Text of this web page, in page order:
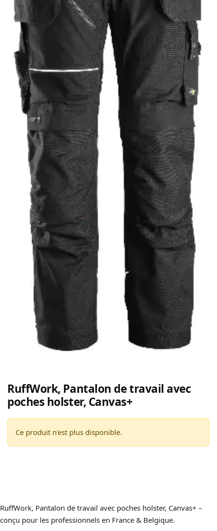
RuffWork, Pantalon de travail avec
poches holster, Canvas+
Ce produit n'est plus disponible.
RuffWork, Pantalon de travail avec poches holster, Canvas+ –
conçu pour les professionnels en France & Belgique.